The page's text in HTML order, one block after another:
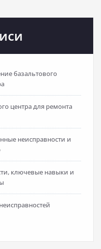
базальтового
центра для ремонта
неисправности и
ключевые навыки и